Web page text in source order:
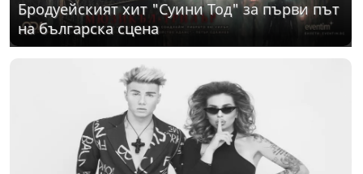
Бродуейският хит "Суини Тод" за първи път
на българска сцена